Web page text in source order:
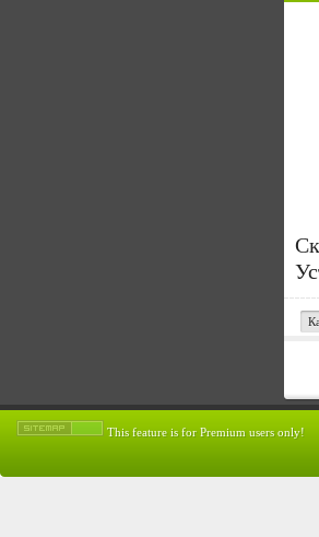
This feature is for Premium users only!